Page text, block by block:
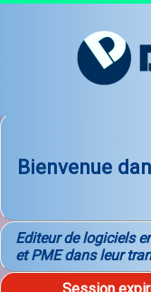
Bienvenue
Editeur de logiciels
et PME dans leur